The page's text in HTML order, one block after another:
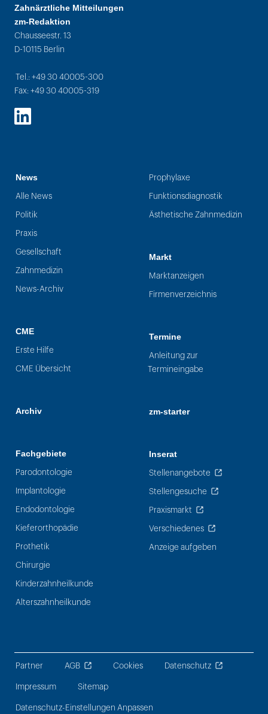
Zahnärztliche Mitteilungen
zm-Redaktion
Chausseestr. 13
D-10115 Berlin
Tel.: +49 30 40005-300
Fax: +49 30 40005-319
LinkedIn
News
Alle News
Politik
Praxis
Gesellschaft
Zahnmedizin
News-Archiv
CME
Erste Hilfe
CME Übersicht
Archiv
Fachgebiete
Parodontologie
Implantologie
Endodontologie
Kieferorthopädie
Prothetik
Chirurgie
Kinderzahnheilkunde
Alterszahnheilkunde
Prophylaxe
Funktionsdiagnostik
Ästhetische Zahnmedizin
Markt
Marktanzeigen
Firmenverzeichnis
Termine
Anleitung zur
Termineingabe
zm-starter
Inserat
Stellenangebote
Stellengesuche
Praxismarkt
Verschiedenes
Anzeige aufgeben
Partner AGB Cookies Datenschutz
Impressum Sitemap
Datenschutz-Einstellungen Anpassen